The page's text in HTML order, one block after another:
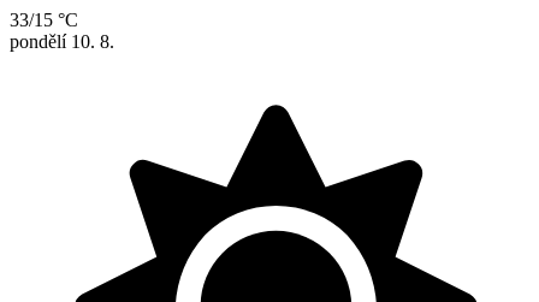
33/15 °C
pondělí 10. 8.